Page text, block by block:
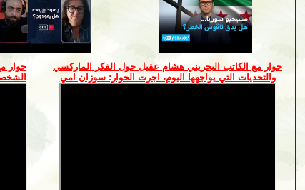
حوار
حوار مع الكاتب البحريني هشام عقيل حول الفكر الماركسي
والتحديات التي يواجهها اليوم، اجرت الحوار: سوزان امي